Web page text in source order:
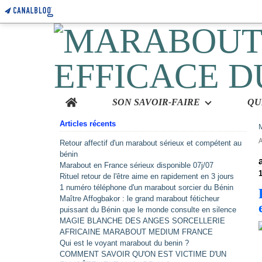
Home SON SAVOIR-FAIRE
Articles récents
Retour affectif d'un marabout sérieux et compétent au
bénin
Marabout en France sérieux disponible 07j/07
Rituel retour de l'être aime en rapidement en 3 jours
1 numéro téléphone d'un marabout sorcier du Bénin
Maître Affogbakor : le grand marabout féticheur
puissant du Bénin que le monde consulte en silence
MAGIE BLANCHE DES ANGES SORCELLERIE
AFRICAINE MARABOUT MEDIUM FRANCE
Qui est le voyant marabout du benin ?
COMMENT SAVOIR QU'ON EST VICTIME D'UN